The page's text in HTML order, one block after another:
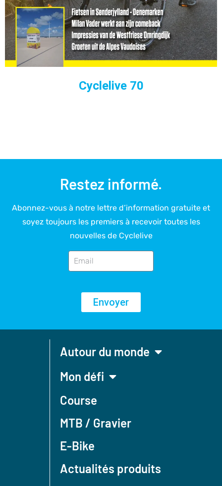
Cyclelive 70
Restez informé.
Abonnez-vous à notre lettre d’information gratuite et
soyez toujours les premiers à recevoir toutes les
nouvelles de Cyclelive
Envoyer
Autour du monde
Mon défi
Course
MTB / Gravier
E-Bike
Actualités produits